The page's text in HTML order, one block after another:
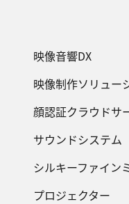
映像音響DX
映像制作ソリュー
顔認証クラウドサ
サウンドシステム
シルキーファイン
プロジェクター